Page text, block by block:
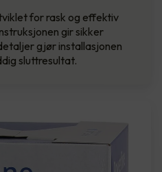
for rask og effektiv
gir sikker
gjør installasjonen
sluttresultat.